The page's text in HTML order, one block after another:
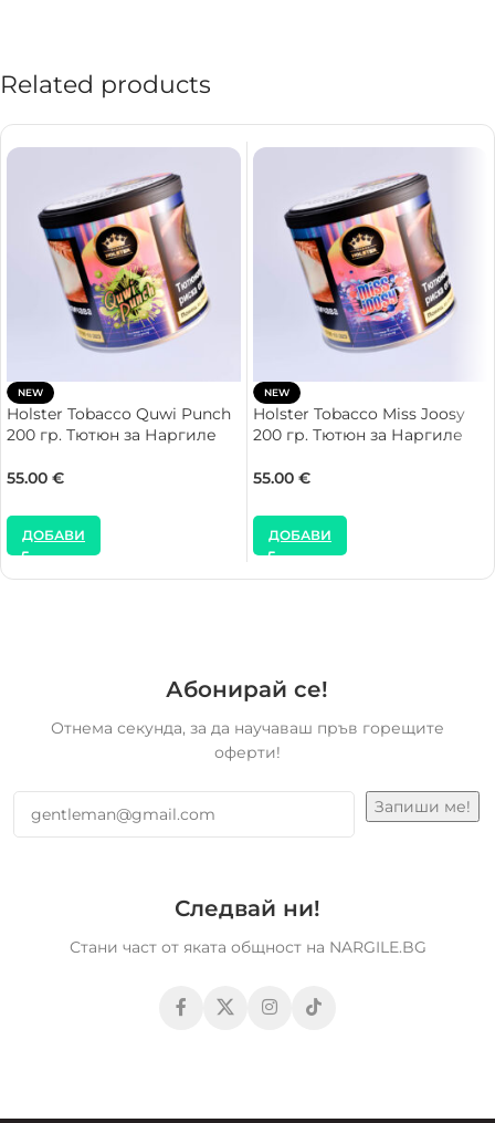
Related products
NEW
Holster Tobacco Quwi Punch
200 гр. Тютюн за Наргиле
55.00 €
ДОБАВИ
NEW
Holster Tobacco Miss Joosy
200 гр. Тютюн за Наргиле
55.00 €
ДОБАВИ
Абонирай се!
Отнема секунда, за да научаваш пръв горещите
оферти!
Следвай ни!
Стани част от яката общност на NARGILE.BG